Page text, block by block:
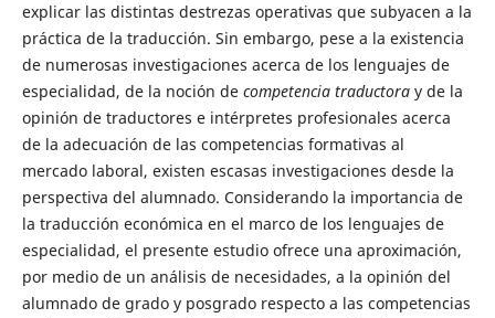
explicar las distintas destrezas operativas que subyacen a la
práctica de la traducción. Sin embargo, pese a la existencia
de numerosas investigaciones acerca de los lenguajes de
especialidad, de la noción de competencia traductoray de la
opinión de traductores e intérpretes profesionales acerca
de la adecuación de las competencias formativas al
mercado laboral, existen escasas investigaciones desde la
perspectiva del alumnado. Considerando la importancia de
la traducción económica en el marco de los lenguajes de
especialidad, el presente estudio ofrece una aproximación,
por medio de un análisis de necesidades, a la opinión del
alumnado de grado y posgrado respecto a las competencias